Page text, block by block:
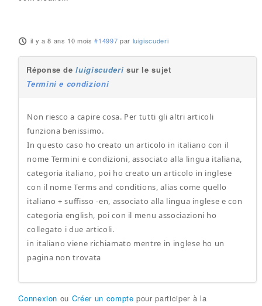
il y a 8 ans 10 mois #14997 par luigiscuderi
Réponse deluigiscuderi sur le sujet
Termini e condizioni
Non riesco a capire cosa. Per tutti gli altri articoli
funziona benissimo.
In questo caso ho creato un articolo in italiano con il
nome Termini e condizioni, associato alla lingua italiana,
categoria italiano, poi ho creato un articolo in inglese
con il nome Terms and conditions, alias come quello
italiano + suffisso -en, associato alla lingua inglese e con
categoria english, poi con il menu associazioni ho
collegato i due articoli.
in italiano viene richiamato mentre in inglese ho un
pagina non trovata
Connexion ou Créer un compte pour participer à la